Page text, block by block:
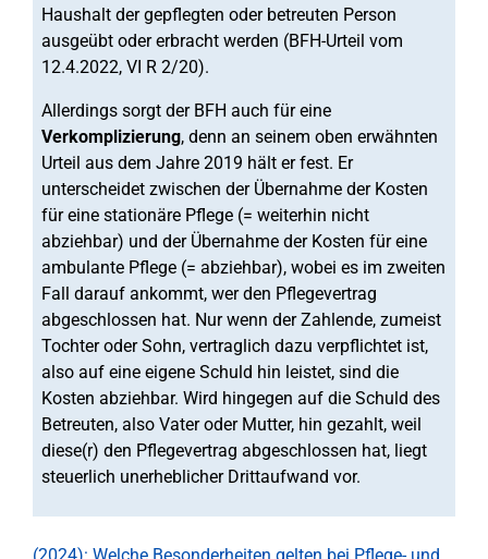
Haushalt der gepflegten oder betreuten Person
ausgeübt oder erbracht werden (BFH-Urteil vom
12.4.2022, VI R 2/20).
Allerdings sorgt der BFH auch für eine
Verkomplizierung, denn an seinem oben erwähnten
Urteil aus dem Jahre 2019 hält er fest. Er
unterscheidet zwischen der Übernahme der Kosten
für eine stationäre Pflege (= weiterhin nicht
abziehbar) und der Übernahme der Kosten für eine
ambulante Pflege (= abziehbar), wobei es im zweiten
Fall darauf ankommt, wer den Pflegevertrag
abgeschlossen hat. Nur wenn der Zahlende, zumeist
Tochter oder Sohn, vertraglich dazu verpflichtet ist,
also auf eine eigene Schuld hin leistet, sind die
Kosten abziehbar. Wird hingegen auf die Schuld des
Betreuten, also Vater oder Mutter, hin gezahlt, weil
diese(r) den Pflegevertrag abgeschlossen hat, liegt
steuerlich unerheblicher Drittaufwand vor.